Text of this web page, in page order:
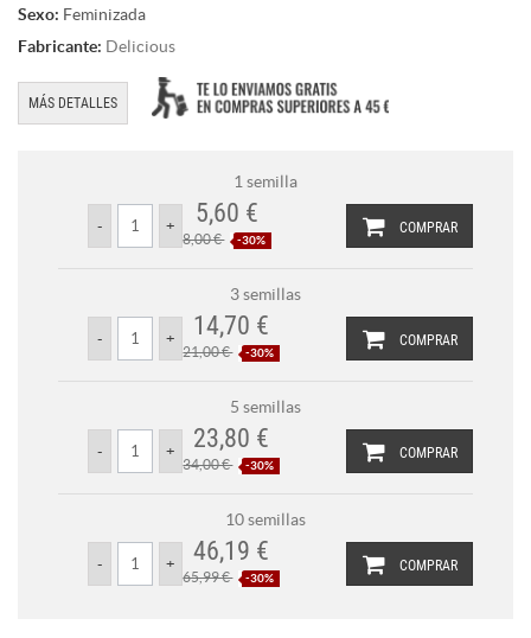
Sexo: Feminizada
Fabricante: Delicious
MÁS DETALLES
1 semilla
COMPRAR
5,60 €
8,00 € -30%
3 semillas
COMPRAR
14,70 €
21,00 € -30%
5 semillas
COMPRAR
23,80 €
34,00 € -30%
10 semillas
COMPRAR
46,19 €
65,99 € -30%